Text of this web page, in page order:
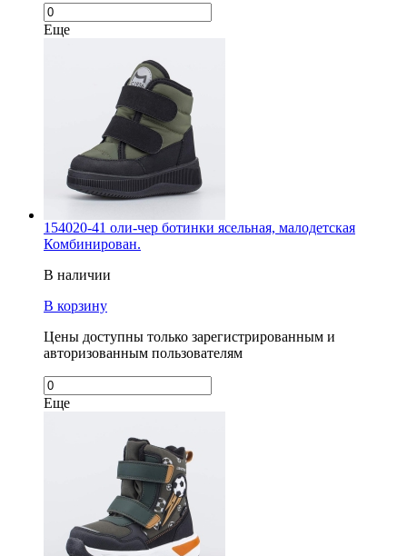
Еще
154020-41 оли-чер ботинки ясельная, малодетская
Комбинирован.
В наличии
В корзину
Цены доступны только зарегистрированным и
авторизованным пользователям
Еще